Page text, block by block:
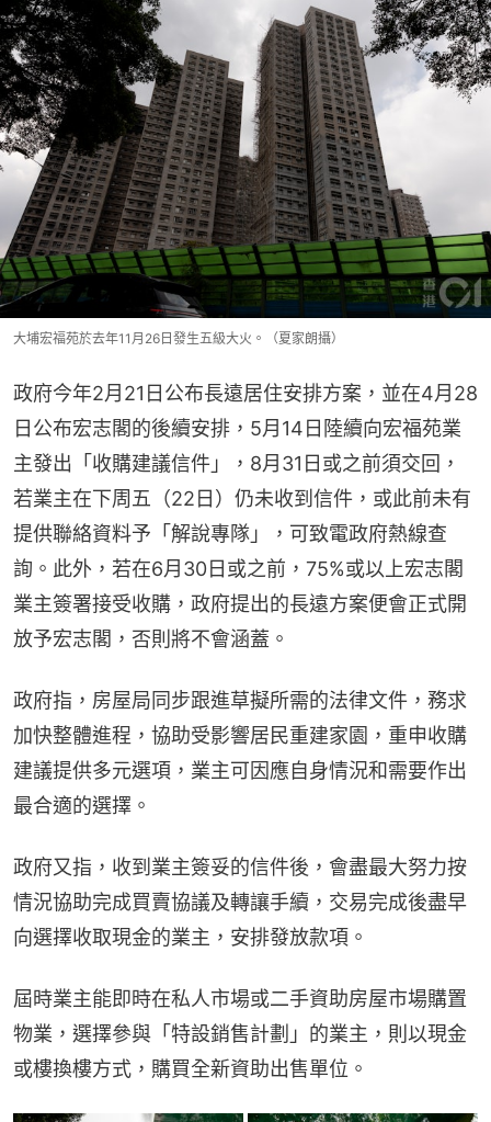
大埔宏福苑於去年11月26日發生五級大火。（夏家朗攝）
政府今年2月21日公布長遠居住安排方案，並在4月28
日公布宏志閣的後續安排，5月14日陸續向宏福苑業
主發出「收購建議信件」，8月31日或之前須交回，
若業主在下周五（22日）仍未收到信件，或此前未有
提供聯絡資料予「解說專隊」，可致電政府熱線查
詢。此外，若在6月30日或之前，75%或以上宏志閣
業主簽署接受收購，政府提出的長遠方案便會正式開
放予宏志閣，否則將不會涵蓋。
政府指，房屋局同步跟進草擬所需的法律文件，務求
加快整體進程，協助受影響居民重建家園，重申收購
建議提供多元選項，業主可因應自身情況和需要作出
最合適的選擇。
政府又指，收到業主簽妥的信件後，會盡最大努力按
情況協助完成買賣協議及轉讓手續，交易完成後盡早
向選擇收取現金的業主，安排發放款項。
屆時業主能即時在私人市場或二手資助房屋市場購置
物業，選擇參與「特設銷售計劃」的業主，則以現金
或樓換樓方式，購買全新資助出售單位。